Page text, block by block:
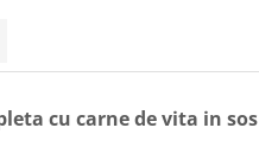
cu carne de vita in sos